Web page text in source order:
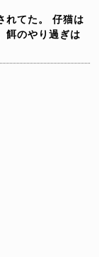
てた。
仔猫は
餌のやり過ぎは